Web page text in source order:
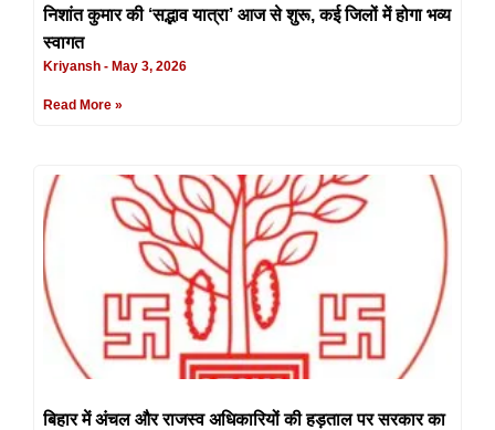
निशांत कुमार की ‘सद्भाव यात्रा’ आज से शुरू, कई जिलों में होगा भव्य
स्वागत
Kriyansh May 3, 2026
Read More »
बिहार में अंचल और राजस्व अधिकारियों की हड़ताल पर सरकार का